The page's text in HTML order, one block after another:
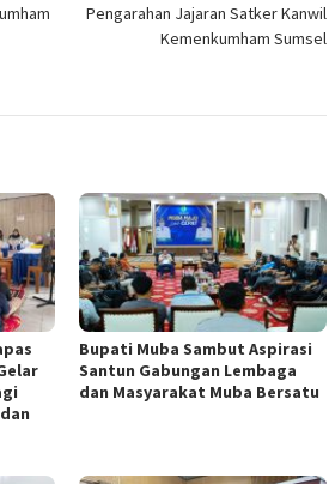
Pengarahan Jajaran Satker Kanwil
Kemenkumham Sumsel
Bupati Muba Sambut Aspirasi
Santun Gabungan Lembaga
dan Masyarakat Muba Bersatu